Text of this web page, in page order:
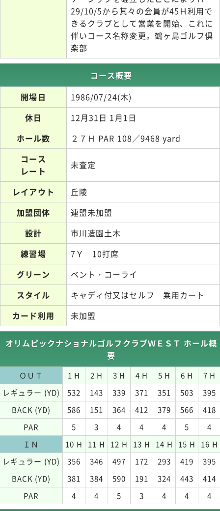
29/10/5から其々の会員が45Ｈ利用で
きるクラブとして営業を開始、これに
伴いコース名称変更。鶴ヶ島ゴルフ倶
楽部
コース概要
開場日
1986/07/24(木)
休日
12月31日 1月1日
ホール数
２７Ｈ PAR 108／9468 yard
コース
レート
未査定
レイアウト
丘陵
加盟団体
連盟未加盟
設計
市川造園土木
練習場
7Ｙ 10打席
グリーン
ベント・コーライ
スタイル
キャディ付又はセルフ 乗用カート
カード利用
未加盟
オリムピックナショナルゴルフクラブＷＥＳＴ ホール概
要
ＯＵＴ 1 H 2 H 3 H 4 H 5 H 6 H
7 H
レギュラー (YD)
532 143 339 371 351 503
395
BACK (YD)
586 151 364 412 379 566
418
PAR
5 3 4 4 4 5
4
ＩＮ
10 H 11 H 12 H 13 H 14 H 15 H
16 H
レギュラー (YD)
356 346 497 172 293 419
395
BACK (YD)
381 384 590 191 324 443
414
PAR
4 4 5 3 4 4 4